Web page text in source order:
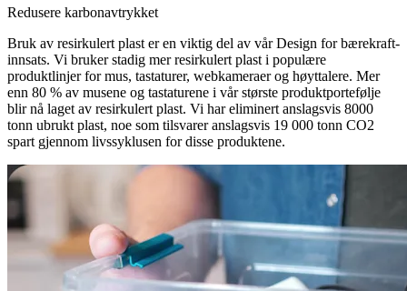
Redusere karbonavtrykket
Bruk av resirkulert plast er en viktig del av vår Design for bærekraft-
innsats. Vi bruker stadig mer resirkulert plast i populære
produktlinjer for mus, tastaturer, webkameraer og høyttalere. Mer
enn 80 % av musene og tastaturene i vår største produktportefølje
blir nå laget av resirkulert plast. Vi har eliminert anslagsvis 8000
tonn ubrukt plast, noe som tilsvarer anslagsvis 19 000 tonn CO2
spart gjennom livssyklusen for disse produktene.